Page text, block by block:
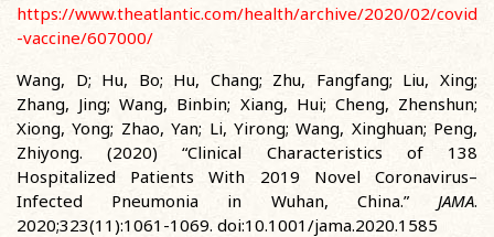
https://www.theatlantic.com/health/archive/2020/02/covid
-vaccine/607000/
Wang, D; Hu, Bo; Hu, Chang; Zhu, Fangfang; Liu, Xing;
Zhang, Jing; Wang, Binbin; Xiang, Hui; Cheng, Zhenshun;
Xiong, Yong; Zhao, Yan; Li, Yirong; Wang, Xinghuan; Peng,
Zhiyong. (2020) “Clinical Characteristics of 138
Hospitalized Patients With 2019 Novel Coronavirus–
Infected Pneumonia in Wuhan, China.” JAMA.
2020;323(11):1061-1069. doi:10.1001/jama.2020.1585